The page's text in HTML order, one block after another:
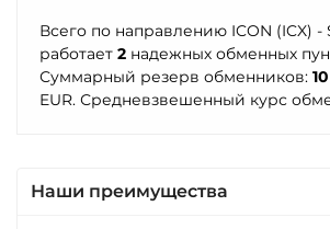
SOL
POL
ARB
AVAXC
OP
TON
NEAR
THETA
Тинькофф
RUB
Центр Кредит KZT
ERC20
USD
Всего по направлению ICON (ICX) -
работает 2 надежных обменных
Суммарный резерв обменников:
EUR. Средневзвешенный курс
Наши преимущества